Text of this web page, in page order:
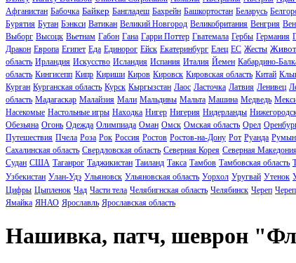
Афганистан Бабочка Байкер Бангладеш Бахрейн Башкортостан Беларусь
Бурятия Бутан Бэнкси Ватикан Великий Новгород Великобритания Венгрия
Выборг Высоцк Вьетнам Габон Гана Гарри Поттер Гватемала Гербы Германия
Дракон Европа Египет Еда Единорог Ейск Екатеринбург Елец ЕС Жесты
область Ирландия Искусство Исландия Испания Италия Йемен Кабардино-
область Кингисепп Кипр Кириши Киров Кировск Кировская область Китай
Курган Курганская область Курск Кыргызстан Лаос Ласточка Латвия Ленивец
область Мадагаскар Малайзия Мали Мальдивы Мальта Машина Медведь
Насекомые Настольные игры Находка Нигер Нигерия Нидерланды
Обезьяна Огонь Одежда Олимпиада Оман Омск Омская область Орел
Путешествия Пчела Роза Рок Россия Ростов Ростов-на-Дону Рот Руанда
Сахалинская область Свердловская область Северная Корея Северная
Судан США Таганрог Таджикистан Таиланд Такса Тамбов Тамбовская область
Узбекистан Улан-Удэ Ульяновск Ульяновская область Уорхол Уругвай Утенок
Цифры Цыпленок Чад Части тела Челябигнская область Челябинск Череп
Ямайка ЯНАО Ярославль Ярославская область
Нашивка, патч, шеврон